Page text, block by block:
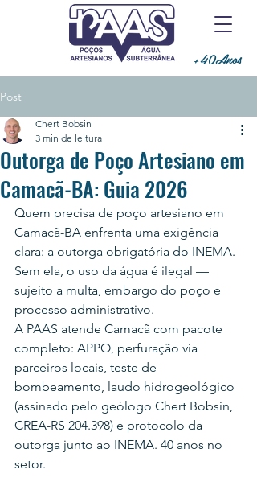
+40Anos
Post
Outorga de Poço Artesiano em
Camacã-BA: Guia 2026
Chert Bobsin
3 min de leitura
Quem precisa de poço artesiano em
Camacã-BA enfrenta uma exigência
clara: a outorga obrigatória do INEMA.
Sem ela, o uso da água é ilegal —
sujeito a multa, embargo do poço e
processo administrativo.
A PAAS atende Camacã com pacote
completo: APPO, perfuração via
parceiros locais, teste de
bombeamento, laudo hidrogeológico
(assinado pelo geólogo Chert Bobsin,
CREA-RS 204.398) e protocolo da
outorga junto ao INEMA. 40 anos no
setor.